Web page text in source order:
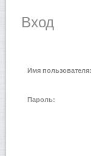
Вход
Имя пользователя:
Пароль: